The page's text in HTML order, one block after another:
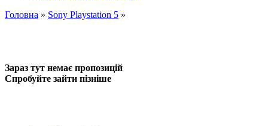
Головна » Sony Playstation 5 »
Зараз тут немає пропозицій
Спробуйте зайти пізніше